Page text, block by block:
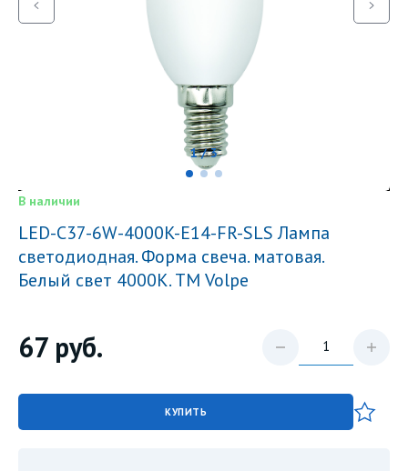
1 / 3
В наличии
LED-C37-6W-4000K-E14-FR-SLS Лампа
светодиодная. Форма свеча. матовая.
Белый свет 4000K. ТМ Volpe
67 руб.
КУПИТЬ